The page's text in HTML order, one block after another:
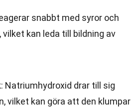
snabbt med syror och
kan leda till bildning av
: Natriumhydroxid drar till sig
vilket kan göra att den klumpar